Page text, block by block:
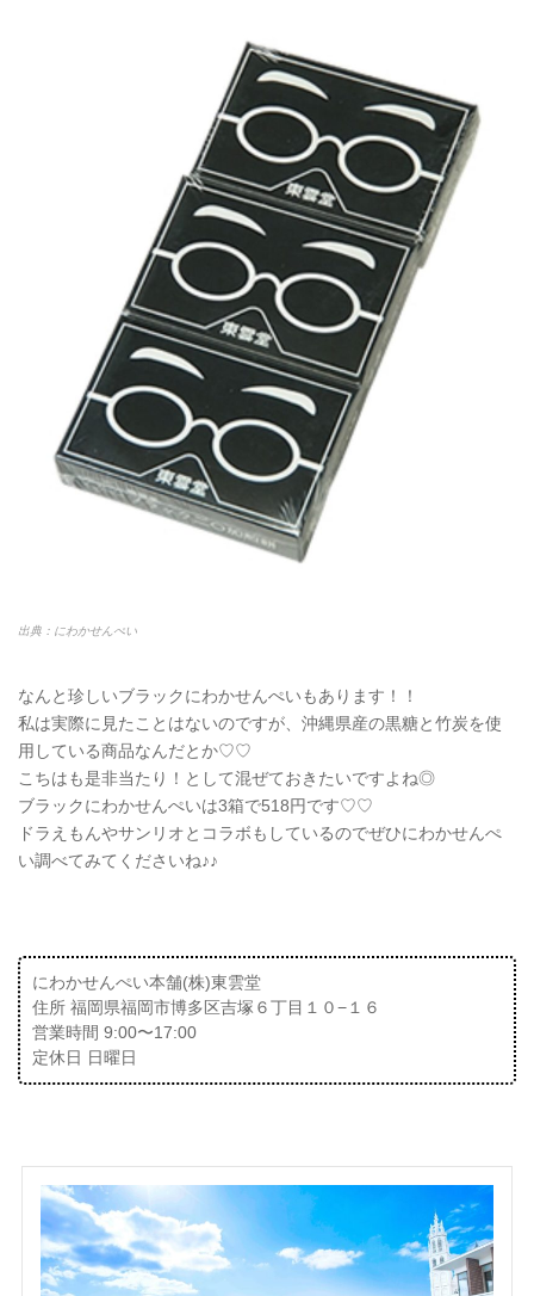
出典：にわかせんぺい
なんと珍しいブラックにわかせんぺいもあります！！
私は実際に見たことはないのですが、沖縄県産の黒糖と竹炭を使
用している商品なんだとか♡♡
こちはも是非当たり！として混ぜておきたいですよね◎
ブラックにわかせんぺいは3箱で518円です♡♡
ドラえもんやサンリオとコラボもしているのでぜひにわかせんぺ
い調べてみてくださいね♪♪
にわかせんぺい本舗(株)東雲堂
住所 福岡県福岡市博多区吉塚６丁目１０−１６
営業時間 9:00〜17:00
定休日 日曜日